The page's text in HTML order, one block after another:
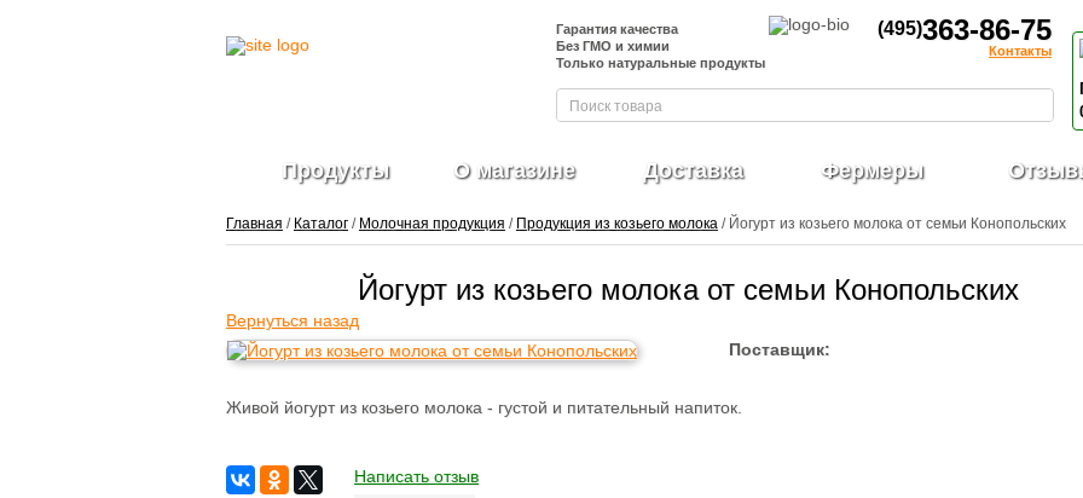
Гарантия качества
Без ГМО и химии
Только натуральные продукты
(495)363-86-75
Контакты
Продукты О магазине Доставка Фермеры
Главная / Каталог / Молочная продукция / Продукция из козьего молока / Йогурт из козьего молока от семьи Конопольских
Йогурт из козьего молока от семьи Конопольских
Вернуться назад
Поставщик:
Живой йогурт из козьего молока - густой и питательный напиток.
Написать отзыв